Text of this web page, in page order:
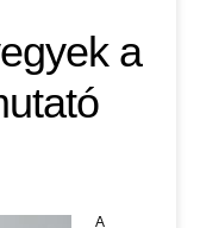
a
A